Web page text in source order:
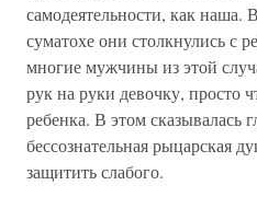
самодеятельности, как наша.
суматохе они столкнулись с
многие мужчины из этой
рук на руки девочку, просто
ребенка. В этом сказывалась
бессознательная рыцарская
защитить слабого.